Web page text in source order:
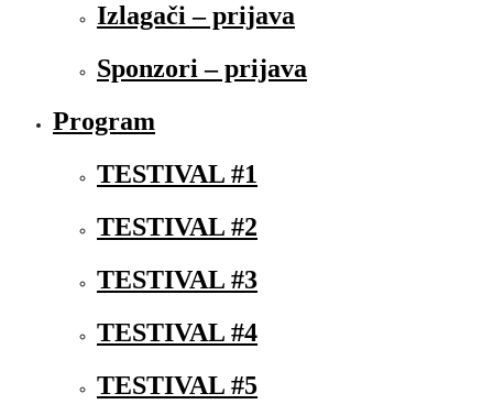
Izlagači – prijava
Sponzori – prijava
Program
TESTIVAL #1
TESTIVAL #2
TESTIVAL #3
TESTIVAL #4
TESTIVAL #5